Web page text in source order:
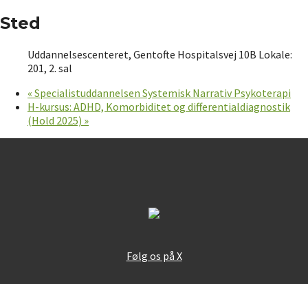
Sted
Uddannelsescenteret, Gentofte Hospitalsvej 10B Lokale:
201, 2. sal
« Specialistuddannelsen Systemisk Narrativ Psykoterapi
H-kursus: ADHD, Komorbiditet og differentialdiagnostik
(Hold 2025) »
Følg os på X